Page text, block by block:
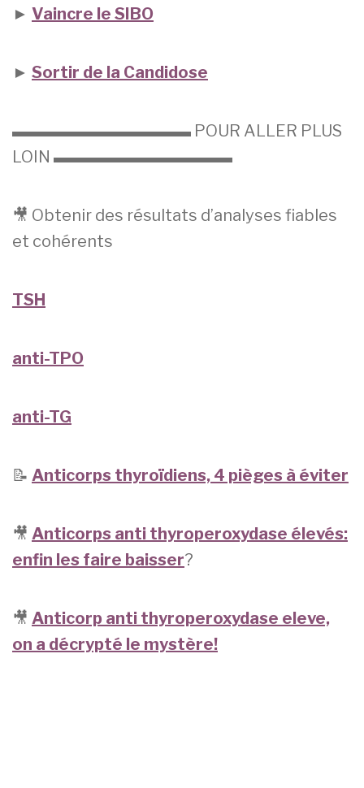
► Vaincre le SIBO
► Sortir de la Candidose
▬▬▬▬▬▬▬▬▬▬▬ POUR ALLER PLUS
LOIN ▬▬▬▬▬▬▬▬▬▬▬
🎥 Obtenir des résultats d’analyses fiables
et cohérents
TSH
anti-TPO
anti-TG
📝 Anticorps thyroïdiens, 4 pièges à éviter
🎥 Anticorps anti thyroperoxydase élevés:
enfin les faire baisser?
🎥 Anticorp anti thyroperoxydase eleve,
on a décrypté le mystère!